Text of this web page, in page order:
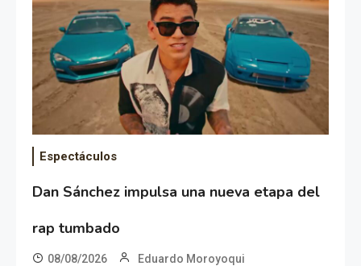
Espectáculos
Dan Sánchez impulsa una nueva etapa del
rap tumbado
08/08/2026 Eduardo Moroyoqui